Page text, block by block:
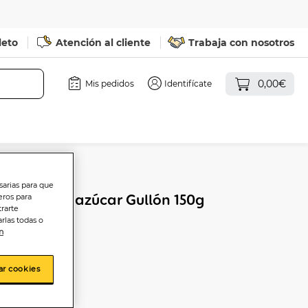
Atención al cliente Trabaja con nosotros
Mis pedidos Identifícate 0,00€
sin azúcar Gullón 150g
para que
para
todas o
cookies